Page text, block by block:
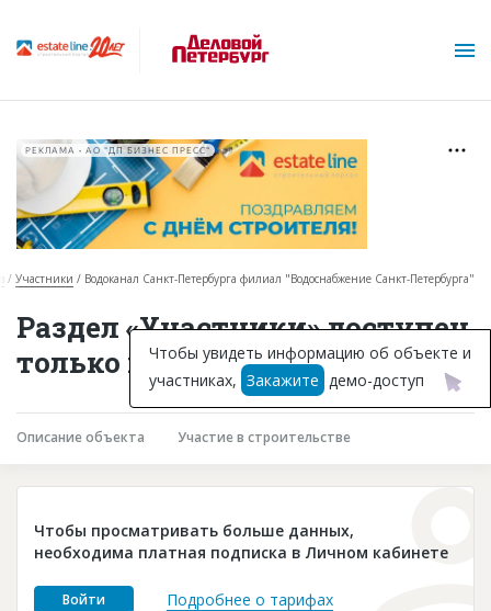
Горячие объекты
База строящихся объектов
Инвестпроекты
Глоссарий
Платные услуги
Пресс-релизы
РЕКЛАМА • АО "ДП БИЗНЕС ПРЕСС"
Участники Водоканал Санкт-Петербурга филиал "Водоснабжение Санкт-Петербурга"
Раздел «Участники» доступен
только подписчикам
Описание объекта Участие в строительстве
Чтобы просматривать больше данных,
необходима платная подписка в Личном кабинете
Войти Подробнее о тарифах
Чтобы увидеть информацию об объекте и
участниках, Закажите демо-доступ